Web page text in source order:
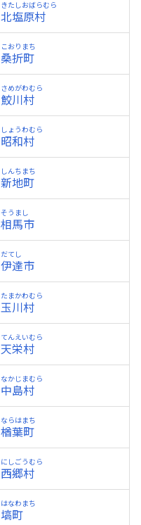
北塩原村
きたしおばらむら
桑折町
こおりまち
鮫川村
さめがわむら
昭和村
しょうわむら
新地町
しんちまち
相馬市
そうまし
伊達市
だてし
玉川村
たまかわむら
天栄村
てんえいむら
中島村
なかじまむら
楢葉町
ならはまち
西郷村
にしごうむら
塙町
はなわまち